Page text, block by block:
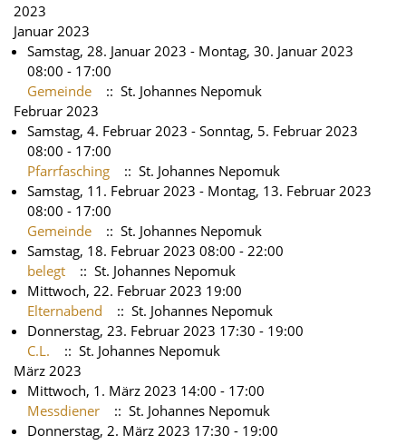
2023
Januar 2023
Samstag, 28. Januar 2023 - Montag, 30. Januar 2023
08:00 - 17:00
Gemeinde
:: St. Johannes Nepomuk
Februar 2023
Samstag, 4. Februar 2023 - Sonntag, 5. Februar 2023
08:00 - 17:00
Pfarrfasching
:: St. Johannes Nepomuk
Samstag, 11. Februar 2023 - Montag, 13. Februar 2023
08:00 - 17:00
Gemeinde
:: St. Johannes Nepomuk
Samstag, 18. Februar 2023 08:00 - 22:00
belegt
:: St. Johannes Nepomuk
Mittwoch, 22. Februar 2023 19:00
Elternabend
:: St. Johannes Nepomuk
Donnerstag, 23. Februar 2023 17:30 - 19:00
C.L.
:: St. Johannes Nepomuk
März 2023
Mittwoch, 1. März 2023 14:00 - 17:00
Messdiener
:: St. Johannes Nepomuk
Donnerstag, 2. März 2023 17:30 - 19:00